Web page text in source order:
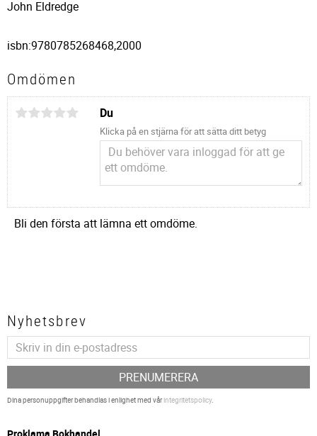
John Eldredge
isbn:9780785268468,2000
Omdömen
Du
Klicka på en stjärna för att sätta ditt betyg
Bli den första att lämna ett omdöme.
Nyhetsbrev
PRENUMERERA
Dina personuppgifter behandlas i enlighet med vårintegritetspolicy.